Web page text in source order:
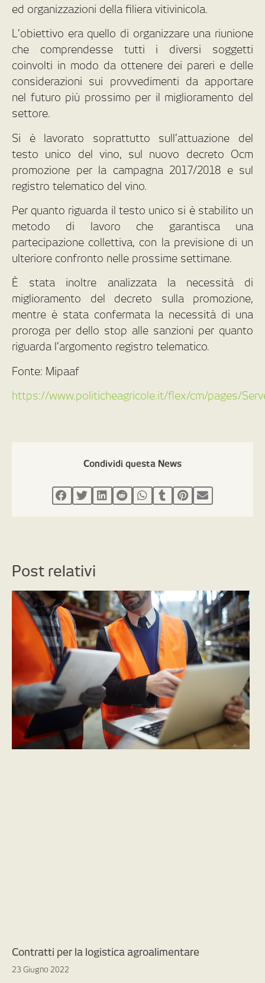
ed organizzazioni della filiera vitivinicola.
L’obiettivo era quello di organizzare una riunione
che comprendesse tutti i diversi soggetti
coinvolti in modo da ottenere dei pareri e delle
considerazioni sui provvedimenti da apportare
nel futuro più prossimo per il miglioramento del
settore.
Si è lavorato soprattutto sull’attuazione del
testo unico del vino, sul nuovo decreto Ocm
promozione per la campagna 2017/2018 e sul
registro telematico del vino.
Per quanto riguarda il testo unico si è stabilito un
metodo di lavoro che garantisca una
partecipazione collettiva, con la previsione di un
ulteriore confronto nelle prossime settimane.
È stata inoltre analizzata la necessità di
miglioramento del decreto sulla promozione,
mentre è stata confermata la necessità di una
proroga per dello stop alle sanzioni per quanto
riguarda l’argomento registro telematico.
Fonte: Mipaaf
https://www.politicheagricole.it/flex/cm/pages/
Condividi questa News
Post relativi
Contratti per la logistica agroalimentare
23 Giugno 2022